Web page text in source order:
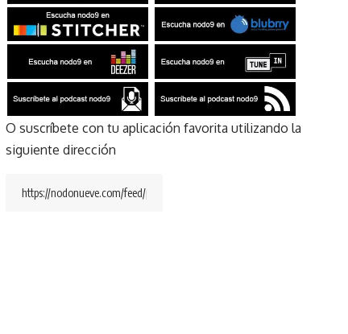
O suscríbete con tu aplicación favorita utilizando la
siguiente dirección